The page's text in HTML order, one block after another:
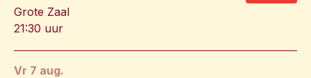
Grote Zaal
21:30 uur
vr 7 aug.